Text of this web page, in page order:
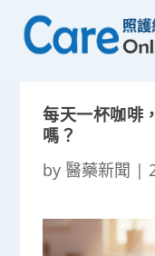
每天一杯咖啡
嗎？
by 醫藥新聞 |